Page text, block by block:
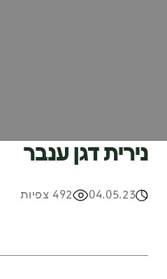
נירית דגן ענבר
04.05.23 492 צפיות